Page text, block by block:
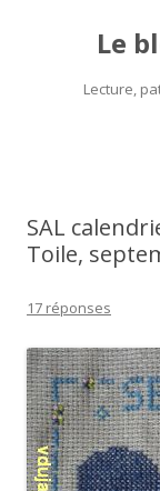
Le
Lecture,
SAL
Toile,
17 réponses